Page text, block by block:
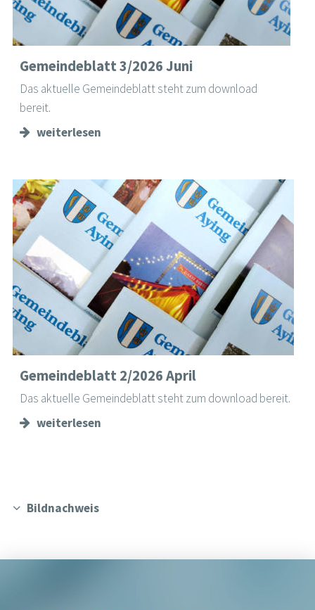
Gemeindeblatt 3/2026 Juni
Das aktuelle Gemeindeblatt steht zum download
bereit.
weiterlesen
Gemeindeblatt 2/2026 April
Das aktuelle Gemeindeblatt steht zum download bereit.
weiterlesen
Bildnachweis